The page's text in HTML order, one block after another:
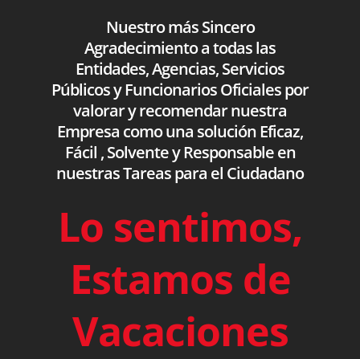
Nuestro más Sincero
Agradecimiento a todas las
Entidades, Agencias, Servicios
Públicos y Funcionarios Oficiales por
valorar y recomendar nuestra
Empresa como una solución Eficaz,
Fácil , Solvente y Responsable en
nuestras Tareas para el Ciudadano
Lo sentimos,
Estamos de
Vacaciones